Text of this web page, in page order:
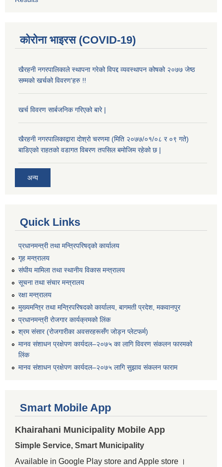
कोरोना भाइरस (COVID-19)
खैरहनी नगरपालिकाले स्थापना गरेको विपद्द व्यवस्थापन कोषको २०७७ जेष्ठ
सम्मको खर्चको विवरण'हरु !!
खर्च विवरण सार्बजनिक गरिएको बारे |
खैरहनी नगरपालिकाद्वारा दोश्रो चरणमा (मिति २०७७/०१/०८ र ०९ गते)
बाडिएको राहतको वडागत विबरण तपसिल बमोजिम रहेको छ |
अन्य
Quick Links
प्रधानमन्त्री तथा मन्त्रिपरिषद्को कार्यालय
गृह मन्त्रालय
संघीय मामिला तथा स्थानीय विकास मन्त्रालय
सूचना तथा संचार मन्त्रालय
रक्षा मन्त्रालय
मुख्यमन्त्रि तथा मन्त्रिपरिषदको कार्यालय, बागमती प्रदेश, मकवानपुर
प्रधानमन्त्री रोजगार कार्यक्रमको लिंक
श्रम संसार (रोजगारीका अवसरहरूसँग जोड्न प्लेटफर्म)
मानव संशाधन प्रक्षेपण कार्यदल–२०७५ का लागि विवरण संकलन फारमको
लिंक
मानव संशाधन प्रक्षेपण कार्यदल–२०७५ लागि सुझाव संकलन फाराम
Smart Mobile App
Khairahani Municipality Mobile App
Simple Service, Smart Municipality
Available in Google Play store and Apple store ।